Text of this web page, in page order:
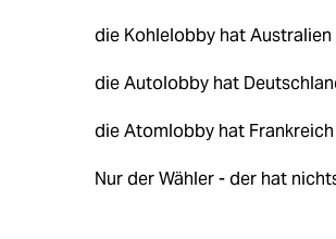
die Kohlelobby hat Australien
die Autolobby hat
die Atomlobby hat
Nur der Wähler - der hat